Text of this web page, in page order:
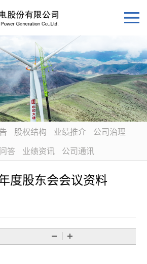
股权结构 业绩推介
公司治理
答 业绩资讯 公司通讯
度股东会会议资料